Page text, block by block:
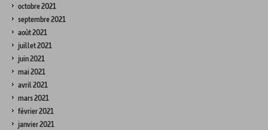
octobre 2021
septembre 2021
août 2021
juillet 2021
juin 2021
mai 2021
avril 2021
mars 2021
février 2021
janvier 2021